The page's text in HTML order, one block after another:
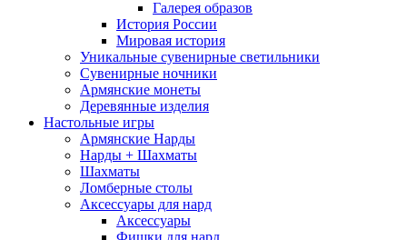
Галерея образов
История России
Мировая история
Уникальные сувенирные светильники
Сувенирные ночники
Армянские монеты
Деревянные изделия
Настольные игры
Армянские Нарды
Нарды + Шахматы
Шахматы
Ломберные столы
Аксессуары для нард
Аксессуары
Фишки для нард